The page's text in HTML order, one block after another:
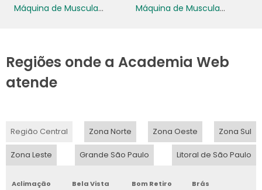
Máquina de Musculação
Máquina de Musculação Profissional
Regiões onde a Academia Web
atende
Região Central Zona Norte Zona Oeste Zona Sul
Zona Leste Grande São Paulo Litoral de São Paulo
Aclimação Bela Vista Bom Retiro
Brás